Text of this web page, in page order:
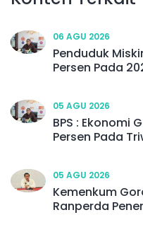
06 AGU 2026
Penduduk
Persen Pada
05 AGU 2026
BPS : Ekonomi
Persen Pada
05 AGU 2026
Kemenkum
Ranperda